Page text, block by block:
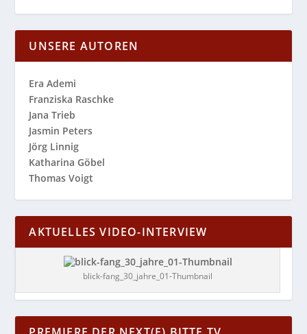
UNSERE AUTOREN
Era Ademi
Franziska Raschke
Jana Trieb
Jasmin Peters
Jörg Linnig
Katharina Göbel
Thomas Voigt
AKTUELLES VIDEO-INTERVIEW
blick-fang_30_jahre_01-Thumbnail